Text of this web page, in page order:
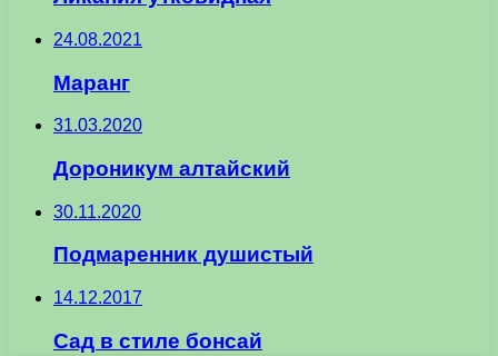
24.08.2021
Маранг
31.03.2020
Дороникум алтайский
30.11.2020
Подмаренник душистый
14.12.2017
Сад в стиле бонсай